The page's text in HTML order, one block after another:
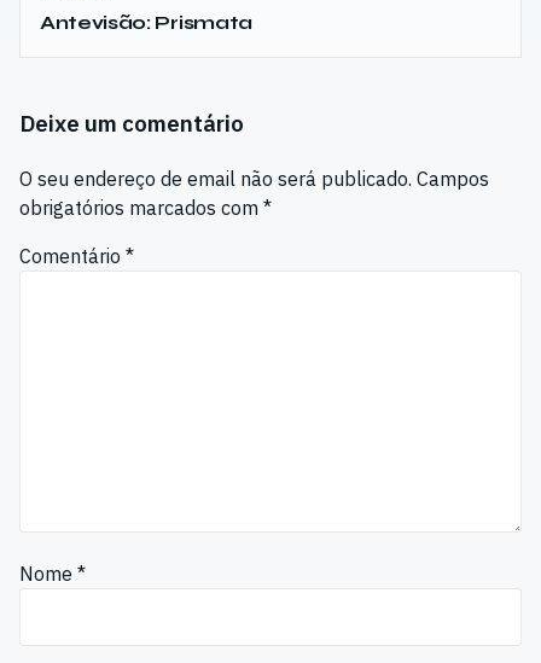
Antevisão: Prismata
Deixe um comentário
O seu endereço de email não será publicado. Campos
obrigatórios marcados com *
Comentário *
Nome *